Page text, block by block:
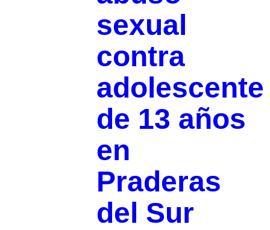
sexual
contra
adolescente
de 13 años
en
Praderas
del Sur